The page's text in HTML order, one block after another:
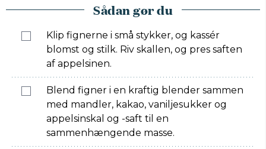
Sådan gør du
Klip fignerne i små stykker, og kassér
blomst og stilk. Riv skallen, og pres saften
af appelsinen.
Blend figner i en kraftig blender sammen
med mandler, kakao, vaniljesukker og
appelsinskal og -saft til en
sammenhængende masse.